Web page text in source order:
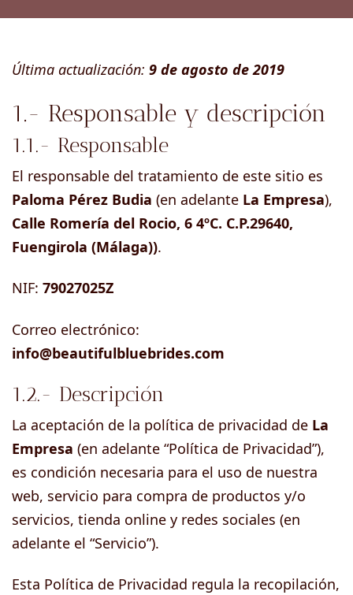
Última actualización: 9 de agosto de 2019
1.- Responsable y descripción
1.1.- Responsable
El responsable del tratamiento de este sitio es
Paloma Pérez Budia (en adelante La Empresa),
Calle Romería del Rocio, 6 4ºC. C.P.29640,
Fuengirola (Málaga)).
NIF: 79027025Z
Correo electrónico:
info@beautifulbluebrides.com
1.2.- Descripción
La aceptación de la política de privacidad de La
Empresa (en adelante “Política de Privacidad”),
es condición necesaria para el uso de nuestra
web, servicio para compra de productos y/o
servicios, tienda online y redes sociales (en
adelante el “Servicio”).
Esta Política de Privacidad regula la recopilación,